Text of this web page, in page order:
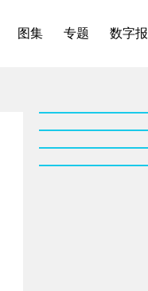
图集 专题 数字报